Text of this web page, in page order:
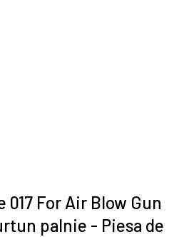
For Air Blow Gun
palnie - Piesa de